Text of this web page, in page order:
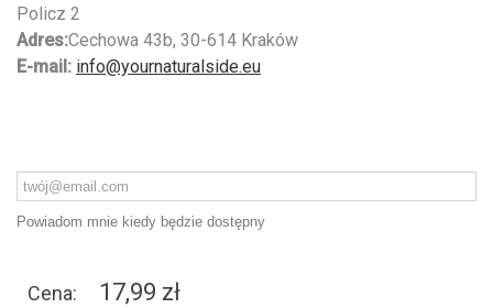
Policz 2
Adres:Cechowa 43b, 30-614 Kraków
E-mail: info@yournaturalside.eu
Powiadom mnie kiedy będzie dostępny
Cena: 17,99 zł